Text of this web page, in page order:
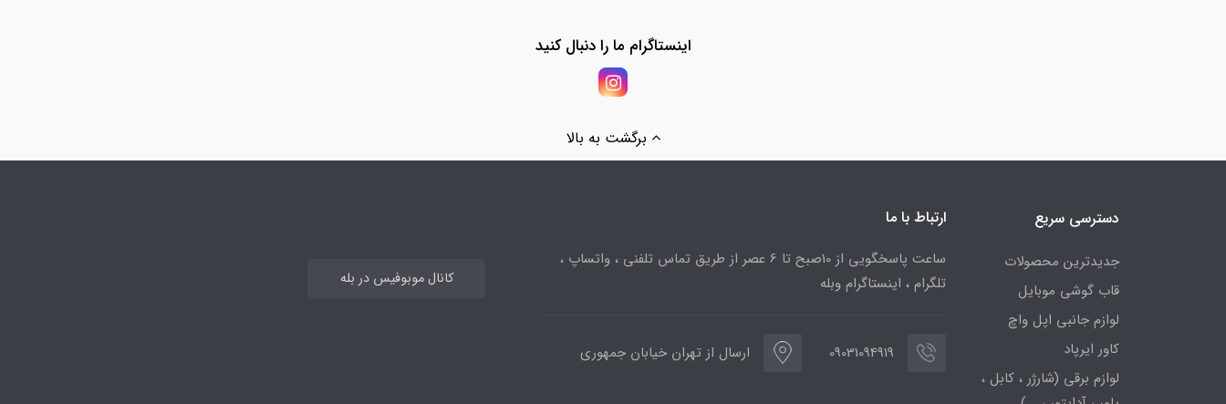
اینستاگرام ما را دنبال کنید
برگشت به بالا
دسترسی سریع
جدیدترین محصولات
قاب گوشی موبایل
لوازم جانبی اپل واچ
کاور ایرپاد
لوازم برقی (شارژر ، کابل ،
ارتباط با ما
ساعت پاسخگویی از 10صبح تا 6 عصر از طریق تماس تلفنی ، واتساپ ،
تلگرام ، اینستاگرام وبله
09031094919 ارسال از تهران خیابان جمهوری
کانال موبوفیس در بله